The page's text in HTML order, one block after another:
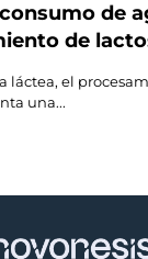
de
de
láctea, el
una...